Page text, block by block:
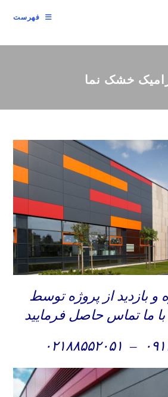
فهرست
خشک نما
بازدید از پروژه توسط
با ما تماس حاصل فرمایید
– ۰۲۱۸۸۵۵۲۰۵۱